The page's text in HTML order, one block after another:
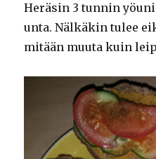
Heräsin 3 tunnin
unta. Nälkäkin tulee
mitään muuta kuin